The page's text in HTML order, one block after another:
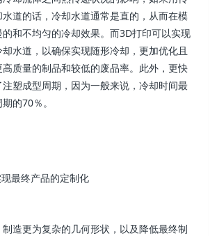
道的话，冷却水道通常是直的，从而在模
和不均匀的冷却效果。而3D打印可以实现
水道，以确保实现随形冷却，更加优化且
质量的制品和较低的废品率。此外，更快
塑成型周期，因为一般来说，冷却时间最
的70％。
最终产品的定制化
造更为复杂的几何形状，以及降低最终制